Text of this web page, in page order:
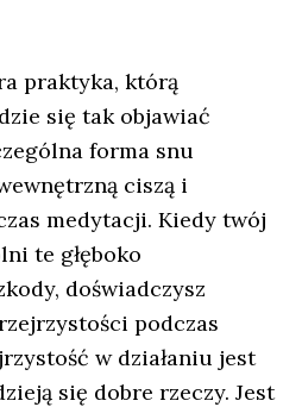
praktyka, którą
się tak objawiać
forma snu
ciszą i
medytacji. Kiedy twój
te głęboko
doświadczysz
podczas
w działaniu jest
się dobre rzeczy. Jest